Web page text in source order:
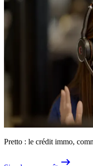
Pretto : le crédit immo,